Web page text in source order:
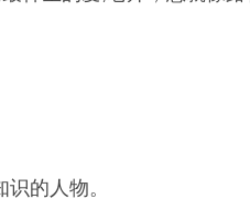
的人物。